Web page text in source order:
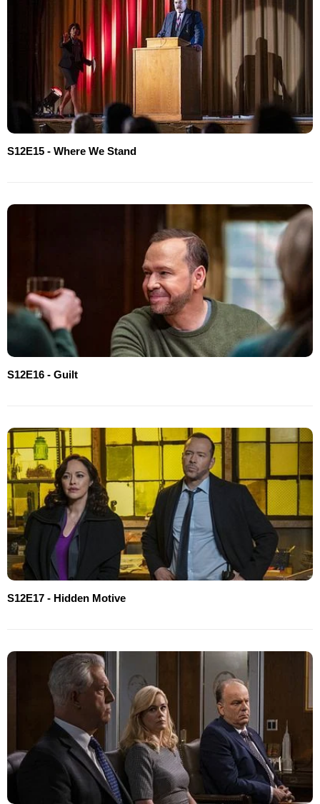
S12E15 - Where We Stand
S12E16 - Guilt
S12E17 - Hidden Motive